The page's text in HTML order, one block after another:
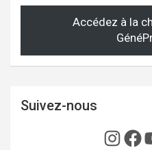
Accédez à la
Suivez-nous